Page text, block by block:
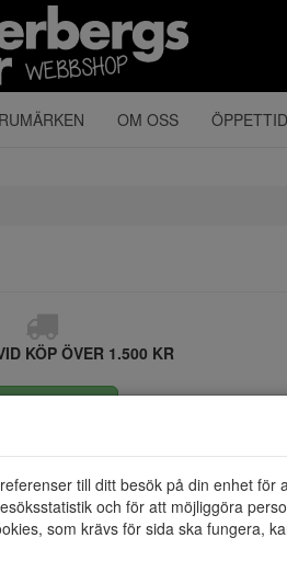
OM OSS
KÖP ÖVER 1.500 KR
till ditt besök på din enhet för
och för att möjliggöra
som krävs för sida ska fungera,